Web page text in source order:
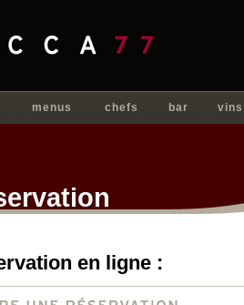
menus chefs bar vins
en ligne :